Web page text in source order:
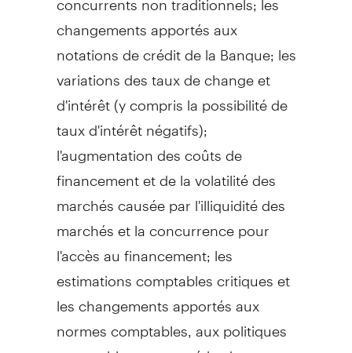
changements apportés aux
notations de crédit de la Banque; les
variations des taux de change et
d'intérêt (y compris la possibilité de
taux d'intérêt négatifs);
l'augmentation des coûts de
financement et de la volatilité des
marchés causée par l'illiquidité des
marchés et la concurrence pour
l'accès au financement; les
estimations comptables critiques et
les changements apportés aux
normes comptables, aux politiques